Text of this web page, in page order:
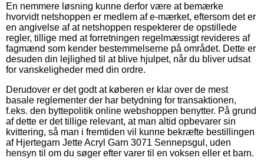
En nemmere løsning kunne derfor være at bemærke
hvorvidt netshoppen er medlem af e-mærket, eftersom det er
en angivelse af at netshoppen respekterer de opstillede
regler, tillige med at forretningen regelmæssigt revideres af
fagmænd som kender bestemmelserne på området. Dette er
desuden din lejlighed til at blive hjulpet, når du bliver udsat
for vanskeligheder med din ordre.
Derudover er det godt at køberen er klar over de mest
basale reglementer der har betydning for transaktionen,
f.eks. den byttepolitik online webshoppen benytter. På grund
af dette er det tillige relevant, at man altid opbevarer sin
kvittering, så man i fremtiden vil kunne bekræfte bestillingen
af Hjertegarn Jette Acryl Garn 3071 Sennepsgul, uden
hensyn til om du søger efter varer til en voksen eller et barn.